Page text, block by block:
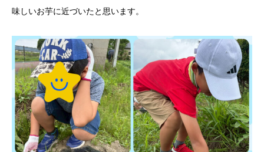
味しいお芋に近づいたと思います。